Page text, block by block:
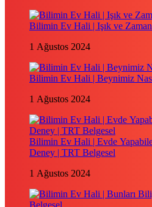
Bilimin Ev Hali | Işık ve
1 Ağustos 2024
Bilimin Ev Hali | Beynimiz
1 Ağustos 2024
Bilimin Ev Hali | Evde
Deney | TRT Belgesel
1 Ağustos 2024